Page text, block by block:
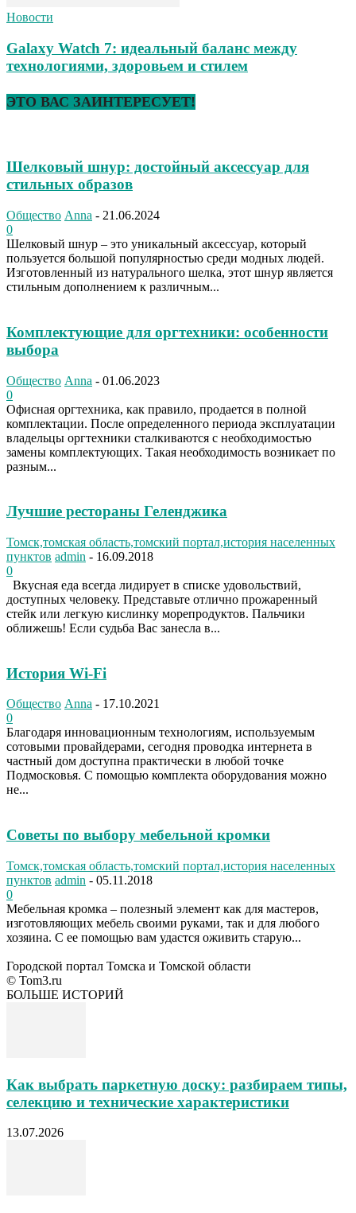
Новости
Galaxy Watch 7: идеальный баланс между
технологиями, здоровьем и стилем
ЭТО ВАС ЗАИНТЕРЕСУЕТ!
Шелковый шнур: достойный аксессуар для
стильных образов
Общество Anna - 21.06.2024
0
Шелковый шнур – это уникальный аксессуар, который
пользуется большой популярностью среди модных людей.
Изготовленный из натурального шелка, этот шнур является
стильным дополнением к различным...
Комплектующие для оргтехники: особенности
выбора
Общество Anna - 01.06.2023
0
Офисная оргтехника, как правило, продается в полной
комплектации. После определенного периода эксплуатации
владельцы оргтехники сталкиваются с необходимостью
замены комплектующих. Такая необходимость возникает по
разным...
Лучшие рестораны Геленджика
Томск,томская область,томский портал,история населенных
пунктов admin - 16.09.2018
0
Вкусная еда всегда лидирует в списке удовольствий,
доступных человеку. Представьте отлично прожаренный
стейк или легкую кислинку морепродуктов. Пальчики
оближешь! Если судьба Вас занесла в...
История Wi-Fi
Общество Anna - 17.10.2021
0
Благодаря инновационным технологиям, используемым
сотовыми провайдерами, сегодня проводка интернета в
частный дом доступна практически в любой точке
Подмосковья. С помощью комплекта оборудования можно
не...
Советы по выбору мебельной кромки
Томск,томская область,томский портал,история населенных
пунктов admin - 05.11.2018
0
Мебельная кромка – полезный элемент как для мастеров,
изготовляющих мебель своими руками, так и для любого
хозяина. С ее помощью вам удастся оживить старую...
Городской портал Томска и Томской области
© Tom3.ru
БОЛЬШЕ ИСТОРИЙ
Как выбрать паркетную доску: разбираем типы,
селекцию и технические характеристики
13.07.2026